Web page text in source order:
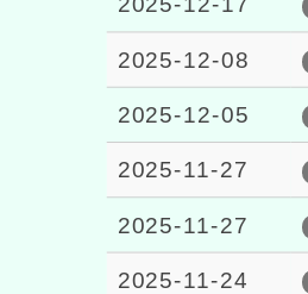
2025-12-08
2025-12-05
2025-11-27
2025-11-27
2025-11-24